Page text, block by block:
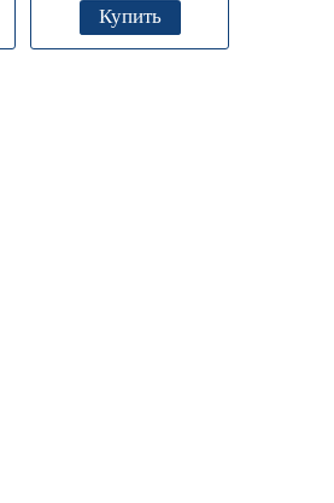
Купить